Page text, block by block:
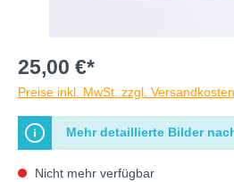
25,00 €*
Preise inkl. MwSt. zzgl. Versandkosten
Mehr detaillierte Bilder
Nicht mehr verfügbar